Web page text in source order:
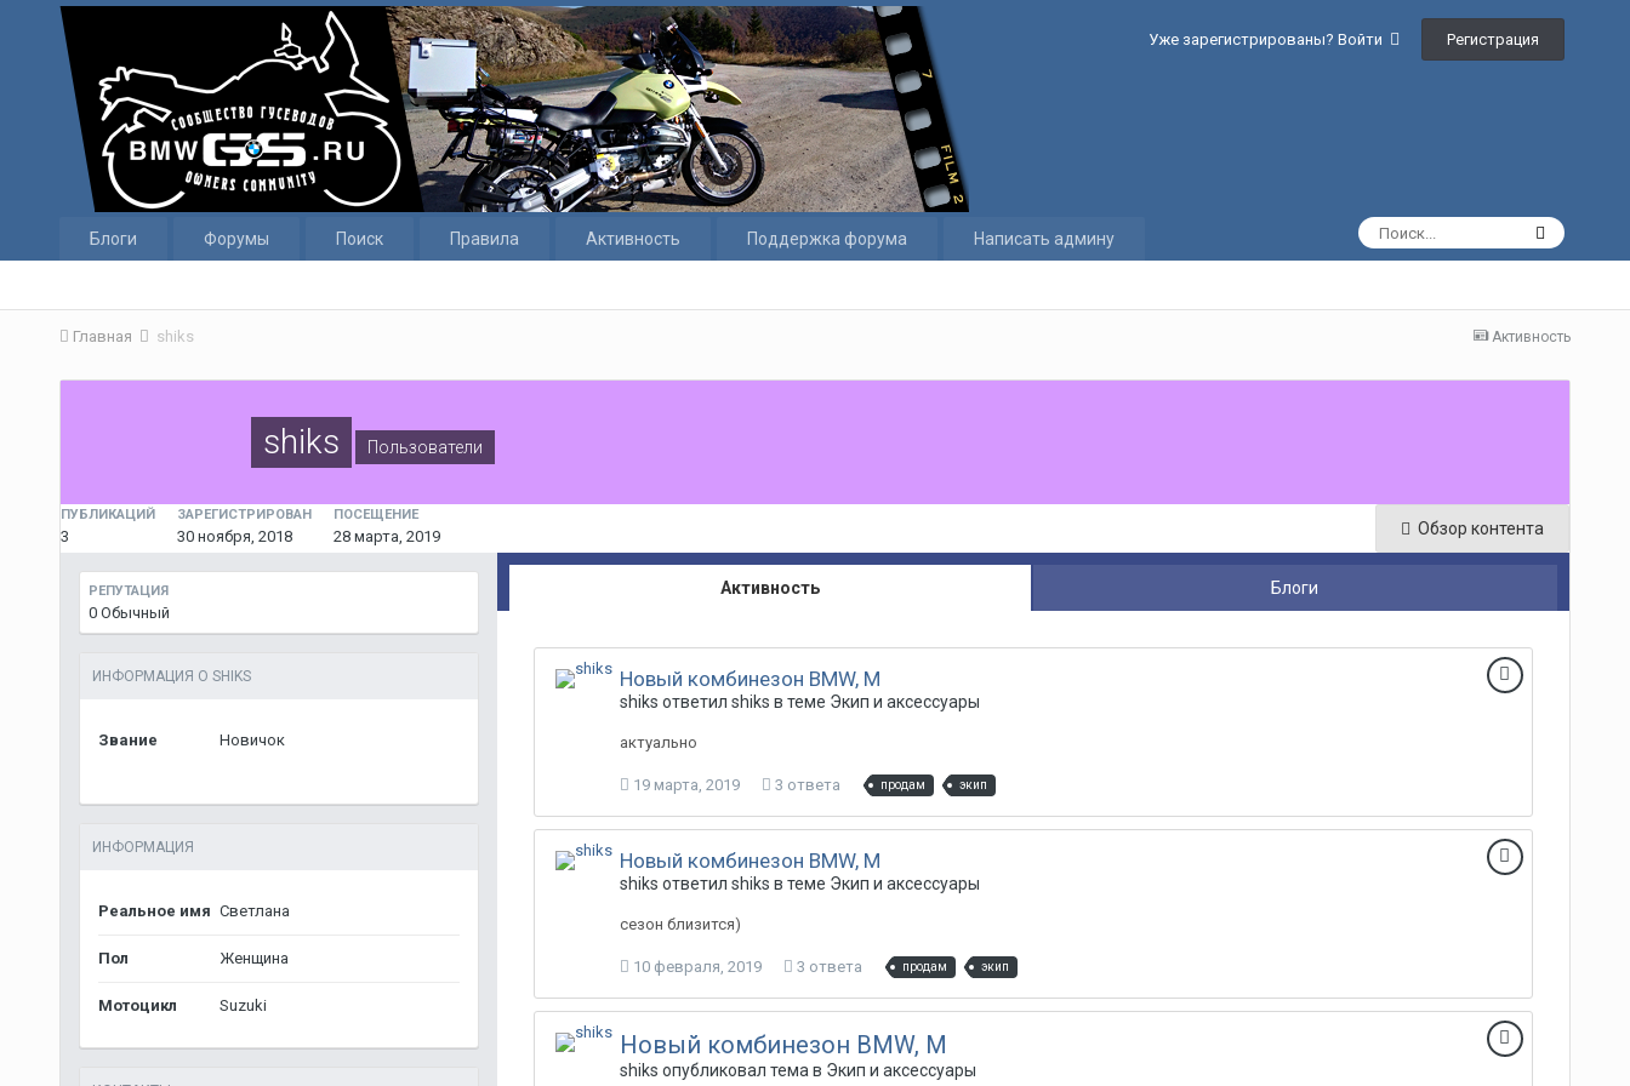
Уже зарегистрированы? Войти Регистрация
Блоги Форумы Поиск Правила Активность Поддержка форума Написать админу
Активность
Главная shiks
shiks Пользователи
Обзор контента
ПУБЛИКАЦИЙ
3
ЗАРЕГИСТРИРОВАН
30 ноября, 2018
ПОСЕЩЕНИЕ
28 марта, 2019
РЕПУТАЦИЯ
0 Обычный
ИНФОРМАЦИЯ О SHIKS
Звание Новичок
ИНФОРМАЦИЯ
Реальное имя Светлана
Пол Женщина
Мотоцикл Suzuki
Активность Блоги
Новый комбинезон BMW, M
shiks ответил shiks в теме Экип и аксессуары
актуально
19 марта, 2019 3 ответа продам экип
Новый комбинезон BMW, M
shiks ответил shiks в теме Экип и аксессуары
сезон близится)
10 февраля, 2019 3 ответа продам экип
Новый комбинезон BMW, M
shiks опубликовал тема в Экип и аксессуары